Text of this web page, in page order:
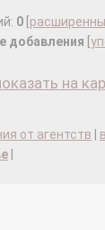
0
добавления
на
от агентств